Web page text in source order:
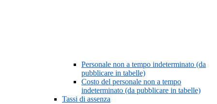
Personale non a tempo indeterminato (da
pubblicare in tabelle)
Costo del personale non a tempo
indeterminato (da pubblicare in tabelle)
Tassi di assenza